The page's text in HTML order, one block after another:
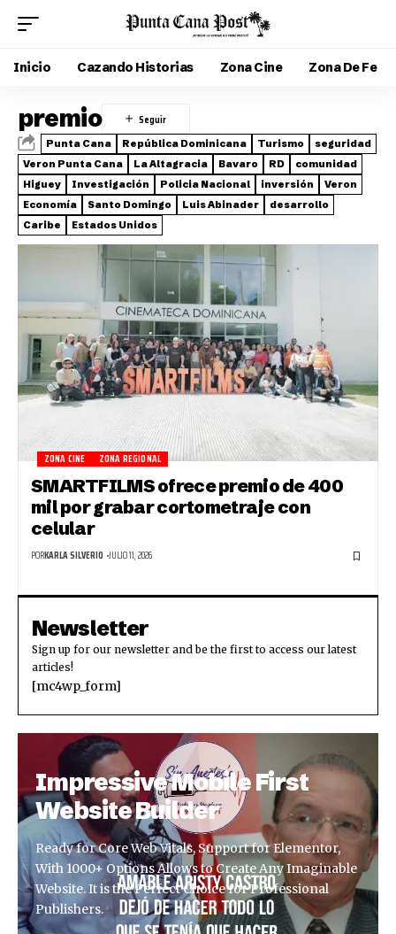
Inicio Cazando Historias Zona Cine Zona De Fe
premio
Punta Cana República Dominicana Turismo
seguridad
Veron Punta Cana
La Altagracia Bavaro RD
comunidad
Higuey
Investigación Policia Nacional inversión
Veron
Economía
Santo Domingo Luis Abinader
desarrollo
Caribe
Estados Unidos
ZONA CINE ZONA REGIONAL
SMARTFILMS ofrece premio de 400
mil por grabar cortometraje con
celular
PORKARLA SILVERIO JULIO 11, 2026
Newsletter
Sign up for our newsletter and be the first to access our latest
articles!
[mc4wp_form]
Impressive Mobile First
Website Builder
Ready for Core Web Vitals, Support for Elementor,
With 1000+ Options Allows to Create Any Imaginable
Website. It is the Perfect Choice for Professional
Publishers.